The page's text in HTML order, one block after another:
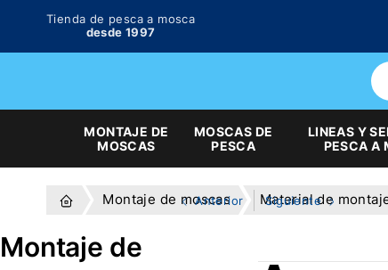
Tienda de pesca a mosca
desde 1997
MONTAJE DE
MOSCAS
MOSCAS DE
PESCA
LINEAS Y
PESCA A
Montaje de moscas Material de
Anterior Siguiente
Montaje de